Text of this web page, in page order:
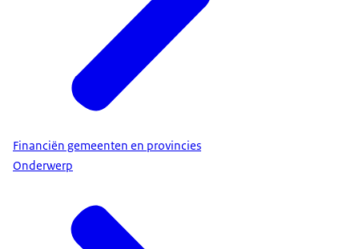
Financiën gemeenten en provincies
Onderwerp